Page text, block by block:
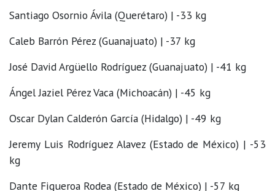
Santiago Osornio Ávila (Querétaro) | -33 kg
Caleb Barrón Pérez (Guanajuato) | -37 kg
José David Argüello Rodríguez (Guanajuato) | -41 kg
Ángel Jaziel Pérez Vaca (Michoacán) | -45 kg
Oscar Dylan Calderón García (Hidalgo) | -49 kg
Jeremy Luis Rodríguez Alavez (Estado de México) | -53
kg
Dante Figueroa Rodea (Estado de México) | -57 kg